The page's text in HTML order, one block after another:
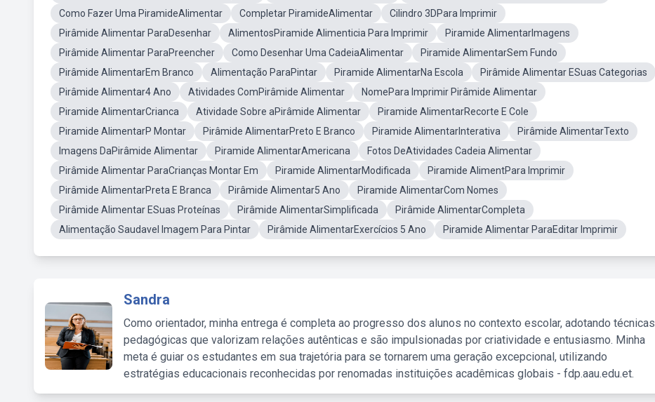
Como Fazer Uma PiramideAlimentar
Completar PiramideAlimentar
Cilindro 3DPara Imprimir
Pirâmide Alimentar ParaDesenhar
AlimentosPiramide Alimenticia Para Imprimir
Piramide AlimentarImagens
Pirâmide Alimentar ParaPreencher
Como Desenhar Uma CadeiaAlimentar
Piramide AlimentarSem Fundo
Pirâmide AlimentarEm Branco
Alimentação ParaPintar Piramide AlimentarNa Escola
Pirâmide Alimentar ESuas Categorias
Pirâmide Alimentar4 Ano
Atividades ComPirâmide Alimentar
NomePara Imprimir Pirâmide Alimentar
Piramide AlimentarCrianca
Atividade Sobre aPirâmide Alimentar
Piramide AlimentarRecorte E Cole
Piramide AlimentarP Montar
Pirâmide AlimentarPreto E Branco Piramide AlimentarInterativa
Pirâmide AlimentarTexto
Imagens DaPirâmide Alimentar
Piramide AlimentarAmericana
Fotos DeAtividades Cadeia Alimentar
Pirâmide Alimentar ParaCrianças Montar Em
Piramide AlimentarModificada
Piramide AlimentPara Imprimir
Pirâmide AlimentarPreta E Branca
Pirâmide Alimentar5 Ano
Piramide AlimentarCom Nomes
Pirâmide Alimentar ESuas Proteínas
Pirâmide AlimentarSimplificada
Pirâmide AlimentarCompleta
Alimentação Saudavel Imagem Para Pintar
Pirâmide AlimentarExercícios 5 Ano Piramide Alimentar ParaEditar Imprimir
Sandra
Como orientador, minha entrega é completa ao progresso dos alunos no contexto escolar, adotando técnicas
pedagógicas que valorizam relações autênticas e são impulsionadas por criatividade e entusiasmo. Minha
meta é guiar os estudantes em sua trajetória para se tornarem uma geração excepcional, utilizando
estratégias educacionais reconhecidas por renomadas instituições acadêmicas globais - fdp.aau.edu.et.